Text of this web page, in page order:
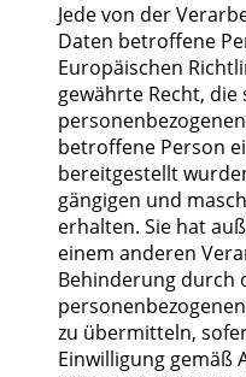
Jede von der
Daten betroffene
Europäischen
gewährte Recht,
betroffene Person
bereitgestellt
gängigen und
erhalten. Sie hat
einem anderen
Behinderung durch
zu übermitteln,
Einwilligung gemäß